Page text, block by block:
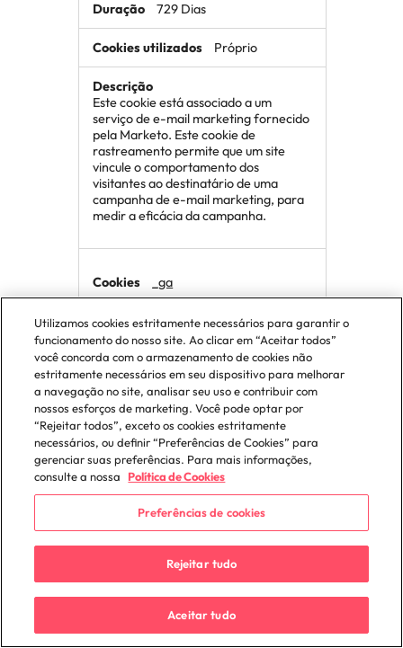
729 Dias
Próprio
Este cookie está associado a um
serviço de e-mail marketing fornecido
pela Marketo. Este cookie de
rastreamento permite que um site
vincule o comportamento dos
visitantes ao destinatário de uma
campanha de e-mail marketing, para
medir a eficácia da campanha.
_ga
robertwalters.pt
729 Dias
Próprio
Esse nome de cookie está associado
ao Google Universal Analytics - que é
serviço de análise mais usado do
Google. Este cookie é usado para
distinguir usuários únicos, atribuindo
um número gerado aleatoriamente
como um identificador de cliente. Ele
está incluído em cada solicitação de
página em um site e usado para
calcular dados de visitantes, sessões e
Utilizamos cookies estritamente necessários para garantir o
funcionamento do nosso site. Ao clicar em “Aceitar todos”
você concorda com o armazenamento de cookies não
estritamente necessários em seu dispositivo para melhorar
a navegação no site, analisar seu uso e contribuir com
nossos esforços de marketing. Você pode optar por
“Rejeitar todos”, exceto os cookies estritamente
necessários, ou definir “Preferências de Cookies” para
gerenciar suas preferências. Para mais informações,
consulte a nossa
Política de Cookies
Preferências de cookies
Rejeitar tudo
Aceitar tudo